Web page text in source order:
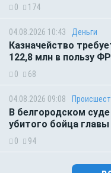
0 174
04.08.2026 10:43 Деньги
Казначейство
122,8 млн в пользу
0 68
04.08.2026 09:08
В белгородском
убитого бойца
0 94